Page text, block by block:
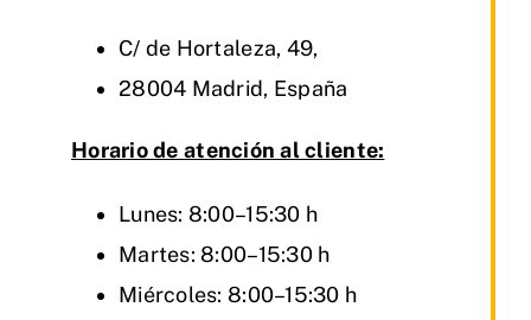
C/ de Hortaleza, 49,
28004 Madrid, España
Horario de atención al cliente:
Lunes: 8:00–15:30 h
Martes: 8:00–15:30 h
Miércoles: 8:00–15:30 h